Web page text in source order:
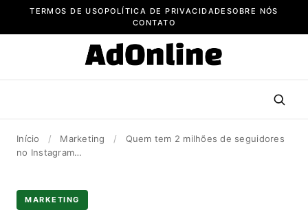
TERMOS DE USOPOLÍTICA DE PRIVACIDADE SOBRE NÓS
CONTATO
Início / Marketing /
Quem tem 2 milhões de seguidores
no Instagram…
MARKETING